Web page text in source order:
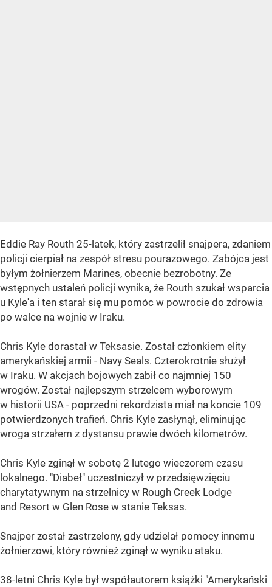
Eddie Ray Routh 25-latek, który zastrzelił snajpera, zdaniem
policji cierpiał na zespół stresu pourazowego. Zabójca jest
byłym żołnierzem Marines, obecnie bezrobotny. Ze
wstępnych ustaleń policji wynika, że Routh szukał wsparcia
u Kyle'a i ten starał się mu pomóc w powrocie do zdrowia
po walce na wojnie w Iraku.
Chris Kyle dorastał w Teksasie. Został członkiem elity
amerykańskiej armii - Navy Seals. Czterokrotnie służył
w Iraku. W akcjach bojowych zabił co najmniej 150
wrogów. Został najlepszym strzelcem wyborowym
w historii USA - poprzedni rekordzista miał na koncie 109
potwierdzonych trafień. Chris Kyle zasłynął, eliminując
wroga strzałem z dystansu prawie dwóch kilometrów.
Chris Kyle zginął w sobotę 2 lutego wieczorem czasu
lokalnego. "Diabeł" uczestniczył w przedsięwzięciu
charytatywnym na strzelnicy w Rough Creek Lodge
and Resort w Glen Rose w stanie Teksas.
Snajper został zastrzelony, gdy udzielał pomocy innemu
żołnierzowi, który również zginął w wyniku ataku.
38-letni Chris Kyle był współautorem książki "Amerykański